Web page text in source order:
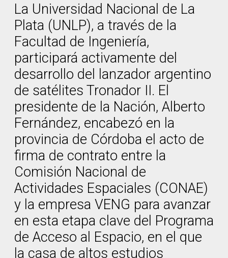
La Universidad Nacional de La
Plata (UNLP), a través de la
Facultad de Ingeniería,
participará activamente del
desarrollo del lanzador argentino
de satélites Tronador II. El
presidente de la Nación, Alberto
Fernández, encabezó en la
provincia de Córdoba el acto de
firma de contrato entre la
Comisión Nacional de
Actividades Espaciales (CONAE)
y la empresa VENG para avanzar
en esta etapa clave del Programa
de Acceso al Espacio, en el que
la casa de altos estudios